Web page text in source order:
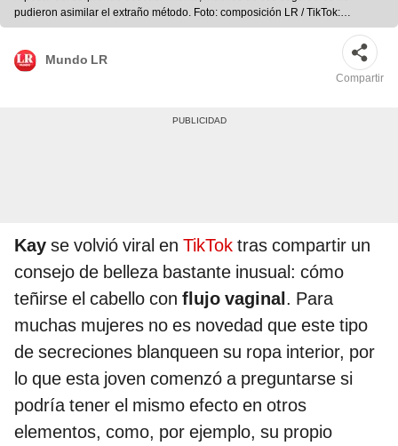
pudieron asimilar el extraño método. Foto: composición LR / TikTok:
@bkowo
Mundo LR
Compartir
Kay se volvió viral en TikTok tras compartir un
consejo de belleza bastante inusual: cómo
teñirse el cabello con flujo vaginal. Para
muchas mujeres no es novedad que este tipo
de secreciones blanqueen su ropa interior, por
lo que esta joven comenzó a preguntarse si
podría tener el mismo efecto en otros
elementos, como, por ejemplo, su propio